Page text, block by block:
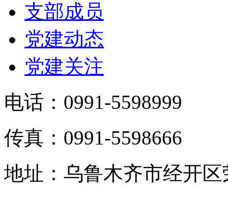
支部成员
党建动态
党建关注
电话：0991-5598999
传真：0991-5598666
地址：乌鲁木齐市经开